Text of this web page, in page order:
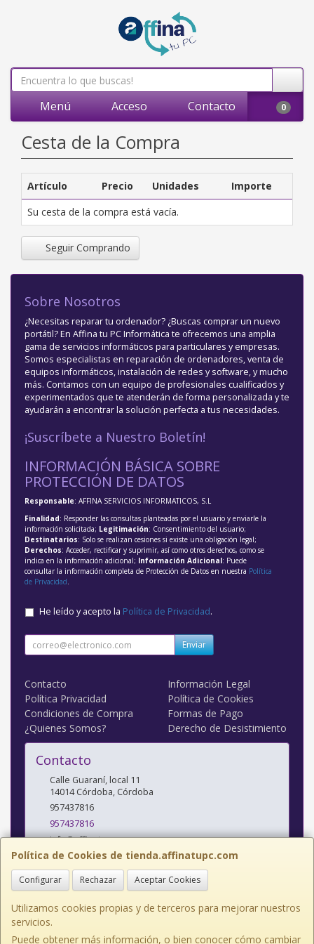
Menú Acceso Contacto 0
Cesta de la Compra
Artículo Precio Unidades
Importe
Su cesta de la compra está vacía.
Seguir Comprando
Política de Cookies de tienda.affinatupc.com
Configurar Rechazar Aceptar Cookies
Utilizamos cookies propias y de terceros para mejorar nuestros
servicios.
Puede obtener más información, o bien conocer cómo cambiar
Sobre Nosotros
¿Necesitas reparar tu ordenador? ¿Buscas comprar un nuevo
portátil? En Affina tu PC Informática te ofrecemos una amplia
gama de servicios informáticos para particulares y empresas.
Somos especialistas en reparación de ordenadores, venta de
equipos informáticos, instalación de redes y software, y mucho
más. Contamos con un equipo de profesionales cualificados y
experimentados que te atenderán de forma personalizada y te
ayudarán a encontrar la solución perfecta a tus necesidades.
¡Suscríbete a Nuestro Boletín!
INFORMACIÓN BÁSICA SOBRE
PROTECCIÓN DE DATOS
Responsable: AFFINA SERVICIOS INFORMATICOS, S.L
Finalidad: Responder las consultas planteadas por el usuario y enviarle la
información solicitada; Legitimación: Consentimiento del usuario;
Destinatarios: Solo se realizan cesiones si existe una obligación legal;
Derechos: Acceder, rectificar y suprimir, así como otros derechos, como se
indica en la información adicional; Información Adicional: Puede
consultar la información completa de Protección de Datos en nuestra Política
de Privacidad.
He leído y acepto la Política de Privacidad.
Enviar
Contacto
Información Legal
Política Privacidad
Política de Cookies
Condiciones de Compra
Formas de Pago
¿Quienes Somos?
Derecho de Desistimiento
Contacto
Calle Guaraní, local 11
14014 Córdoba, Córdoba
957437816
957437816
info@affinatupc.com
Horario
10:00 a 13:30 y 17:00 a 20:30h Lunes a Viernes